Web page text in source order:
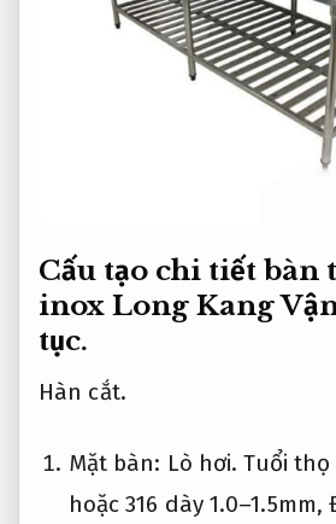
Cấu tạo chi tiết bàn
inox Long Kang
tục.
Hàn cắt.
Mặt bàn: Lò hơi. Tuổi thọ
hoặc 316 dày 1.0–1.5mm,